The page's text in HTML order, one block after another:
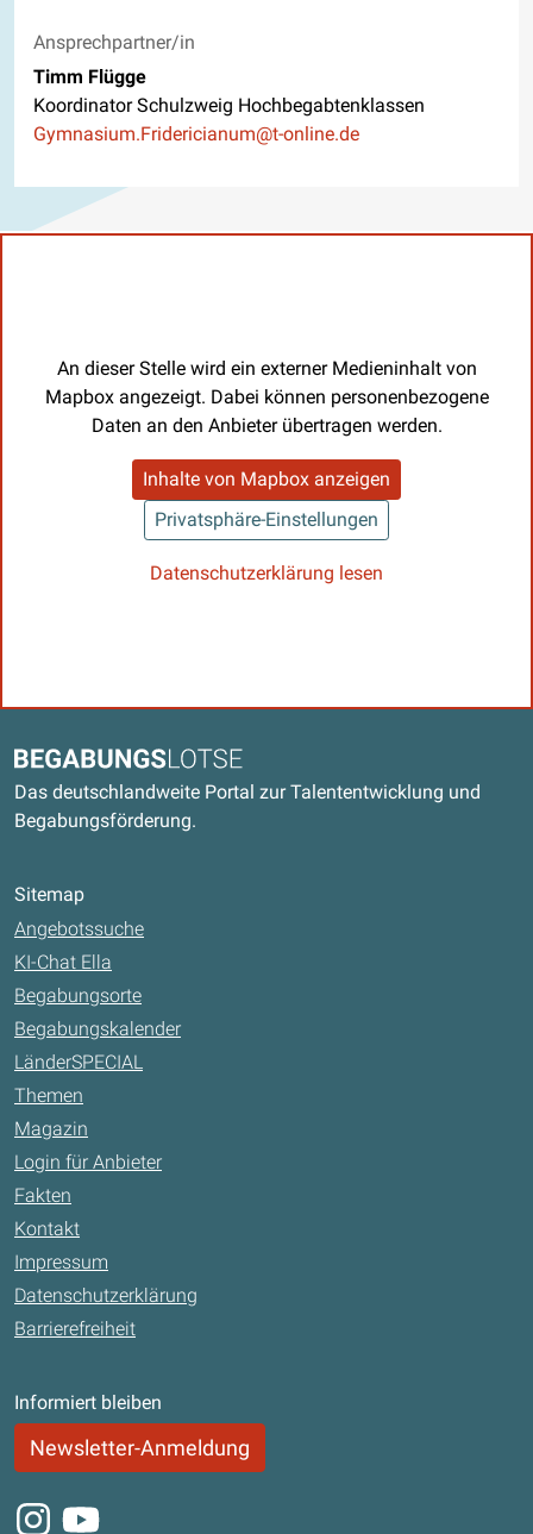
Ansprechpartner/in
Timm Flügge
Koordinator Schulzweig Hochbegabtenklassen
E-Mail
Gymnasium.Fridericianum@t-online.de
An dieser Stelle wird ein externer Medieninhalt von
Mapbox angezeigt. Dabei können personenbezogene
Daten an den Anbieter übertragen werden.
Inhalte von Mapbox anzeigen
Privatsphäre-Einstellungen
Datenschutzerklärung lesen
Begabungslotse
Das deutschlandweite Portal zur Talententwicklung und
Begabungsförderung.
Sitemap
Angebotssuche
KI-Chat Ella
Begabungsorte
Begabungskalender
LänderSPECIAL
Themen
Magazin
Login für Anbieter
Fakten
Kontakt
Impressum
Datenschutzerklärung
Barrierefreiheit
Informiert bleiben
Newsletter-Anmeldung
Instagram
Youtube